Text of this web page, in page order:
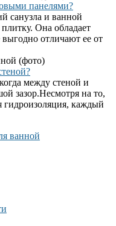
панелями?
санузла и ванной
Она обладает
отличают ее от
между стеной и
зазор.Несмотря на то,
гидроизоляция, каждый